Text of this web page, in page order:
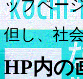
ップペー
但し、社
HP内の